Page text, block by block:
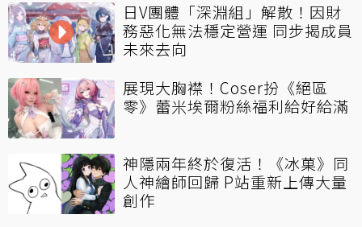
日V團體「深淵組」解散！因財
務惡化無法穩定營運 同步揭成員
未來去向
展現大胸襟！Coser扮《絕區
零》蕾米埃爾粉絲福利給好給滿
神隱兩年終於復活！《冰菓》同
人神繪師回歸 P站重新上傳大量
創作